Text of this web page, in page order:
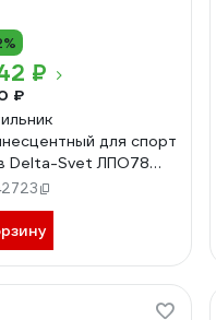
₽
₽
для спорт
Delta-Svet ЛПО78
071 6000105